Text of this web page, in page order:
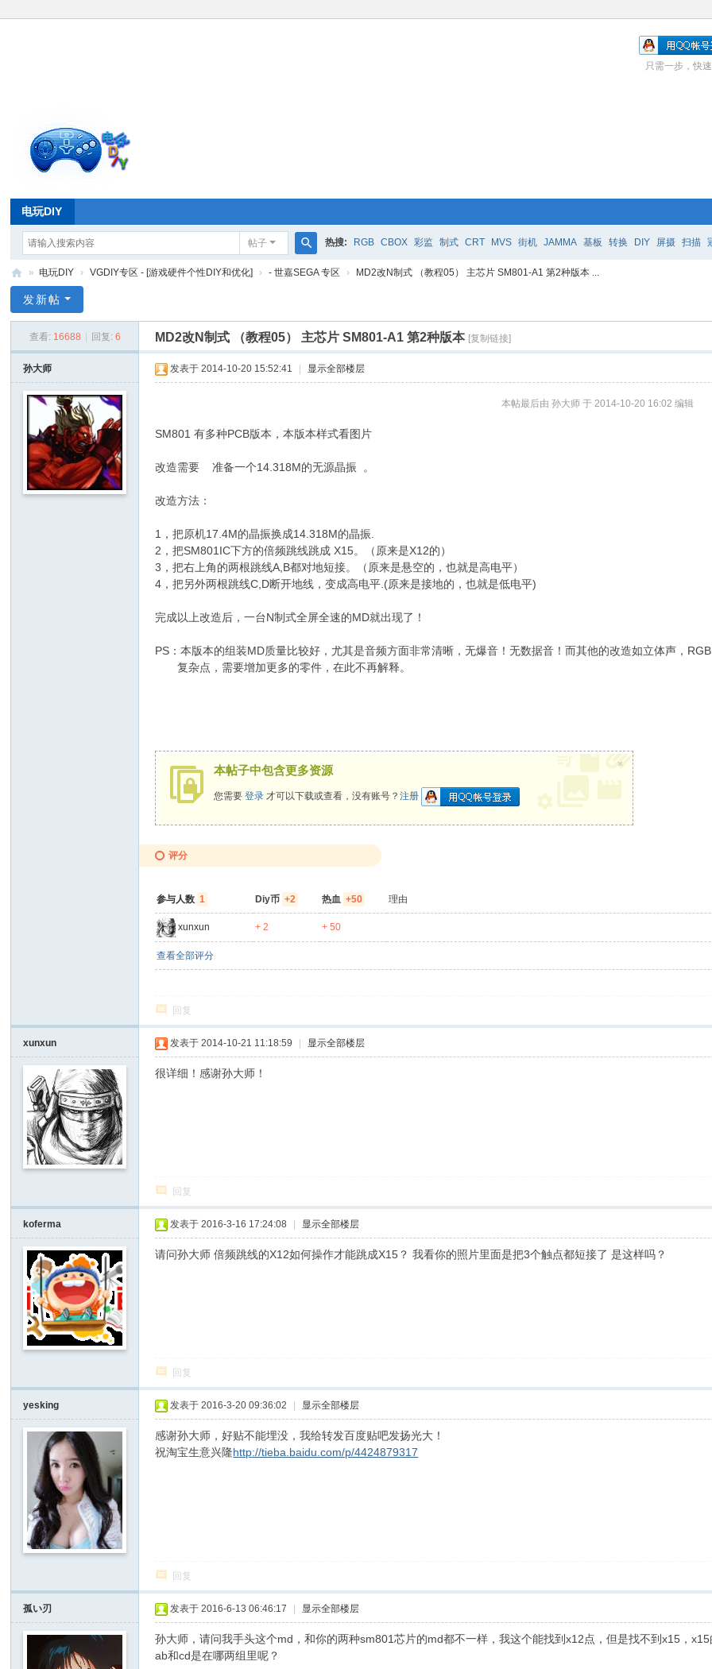
只需一步，快
电玩DIY
帖子
搜
热搜: RGB CBOX 彩监 制式 CRT MVS 街机 JAMMA 基板 转换 DIY 屏摄 扫描
玩
» 电玩DIY › VGDIY专区 - [游戏硬件个性DIY和优化] › - 世嘉SEGA 专区 › MD2改N制式 （教程05） 主芯片 SM801-A1 第2种版本 ...
发新帖
查看: 16688 回复: 6 MD2改N制式 （教程05） 主芯片 SM801-A1 第2种版本 [复制链接]
孙大师 发表于 2014-10-20 15:52:41 显示全部楼层
本帖最后由 孙大师 于 2014-10-20 16:02 编辑
SM801 有多种PCB版本，本版本样式看图片
改造需要 准备一个14.318M的无源晶振 。
改造方法：
1，把原机17.4M的晶振换成14.318M的晶振.
2，把SM801IC下方的倍频跳线跳成 X15。（原来是X12的）
3，把右上角的两根跳线A,B都对地短接。（原来是悬空的，也就是高电平）
4，把另外两根跳线C,D断开地线，变成高电平.(原来是接地的，也就是低电平)
完成以上改造后，一台N制式全屏全速的MD就出现了！
PS：本版本的组装MD质量比较好，尤其是音频方面非常清晰，无爆音！无数据音！而其他的改造如立体声，
复杂点，需要增加更多的零件，在此不再解释。
本帖子中包含更多资源
您需要登录 才可以下载或查看，没有账号？注册
×
评分
参与人数 1 Diy币 +2 热血 +50 理由
xunxun + 2 + 50
查看全部评分
回复
xunxun 发表于 2014-10-21 11:18:59 显示全部楼层
很详细！感谢孙大师！
回复
koferma 发表于 2016-3-16 17:24:08 显示全部楼层
请问孙大师 倍频跳线的X12如何操作才能跳成X15？ 我看你的照片里面是把3个触点都短接了 是这样吗？
回复
yesking 发表于 2016-3-20 09:36:02 显示全部楼层
感谢孙大师，好贴不能埋没，我给转发百度贴吧发扬光大！
祝淘宝生意兴隆http://tieba.baidu.com/p/4424879317
回复
孤い刃 发表于 2016-6-13 06:46:17 显示全部楼层
孙大师，请问我手头这个md，和你的两种sm801芯片的md都不一样，我这个能找到x12点，但是找不到x15，
ab和cd是在哪两组里呢？